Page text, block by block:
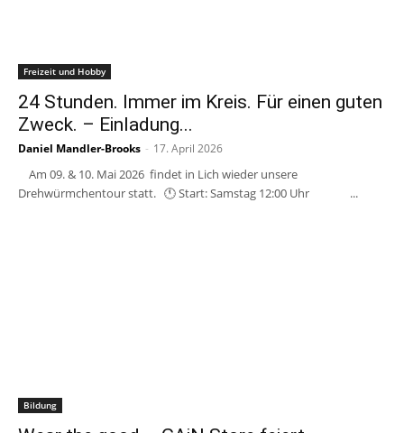
Freizeit und Hobby
24 Stunden. Immer im Kreis. Für einen guten
Zweck. – Einladung...
Daniel Mandler-Brooks - 17. April 2026
Am 09. & 10. Mai 2026 findet in Lich wieder unsere
Drehwürmchentour statt. 🕚 Start: Samstag 12:00 Uhr ...
Bildung